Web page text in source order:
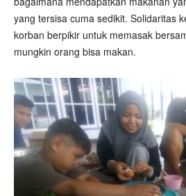
yang tersisa cuma sedikit. Solidaritas
korban berpikir untuk memasak
mungkin orang bisa makan.